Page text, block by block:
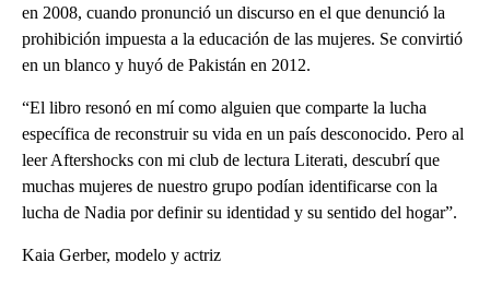
en 2008, cuando pronunció un discurso en el que denunció la
prohibición impuesta a la educación de las mujeres. Se convirtió
en un blanco y huyó de Pakistán en 2012.
“El libro resonó en mí como alguien que comparte la lucha
específica de reconstruir su vida en un país desconocido. Pero al
leer Aftershocks con mi club de lectura Literati, descubrí que
muchas mujeres de nuestro grupo podían identificarse con la
lucha de Nadia por definir su identidad y su sentido del hogar”.
Kaia Gerber, modelo y actriz